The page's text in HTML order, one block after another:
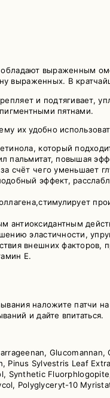
выраженным
выраженных. В
и подтягивает,
пятнами.
их удобно
который
пальмитат, повышая
счёт чего уменьшает
эффект,
антиоксидантным
эластичности,
внешних
Е.
наложите патчи
и дайте впитаться.
Sylvestris Leaf
Synthetic
Polyglyceryt-10